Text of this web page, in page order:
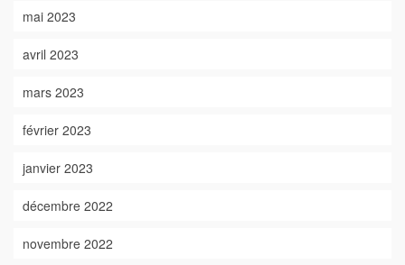
mai 2023
avril 2023
mars 2023
février 2023
janvier 2023
décembre 2022
novembre 2022